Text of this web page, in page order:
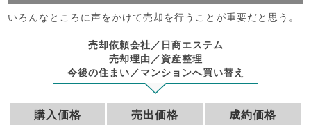
いろんなところに声をかけて売却を行うことが重要だと思う。
売却依頼会社／日商エステム
売却理由／資産整理
今後の住まい／マンションへ買い替え
購入価格 売出価格 成約価格